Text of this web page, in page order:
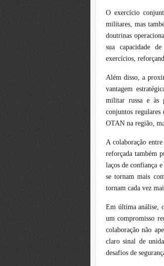
O exercício
militares, mas
doutrinas
sua capacidade
exercícios,
Além disso, a
vantagem
militar russa e às
conjuntos regulares
OTAN na região,
A colaboração
reforçada também
laços de confiança
se tornam mais
tornam cada vez
Em última análise,
um compromisso
colaboração não
claro sinal de
desafios de